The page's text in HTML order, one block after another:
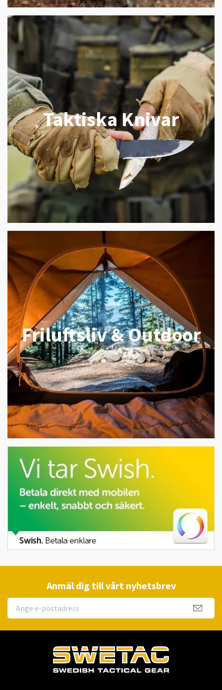
Taktiska Knivar
Friluftsliv & Outdoor
Anmäl dig till vårt nyhetsbrev